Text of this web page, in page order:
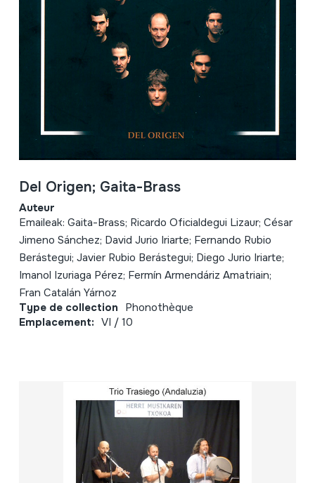
Del Origen; Gaita-Brass
Auteur
Emaileak: Gaita-Brass; Ricardo Oficialdegui Lizaur; César
Jimeno Sánchez; David Jurio Iriarte; Fernando Rubio
Berástegui; Javier Rubio Berástegui; Diego Jurio Iriarte;
Imanol Izuriaga Pérez; Fermín Armendáriz Amatriain;
Fran Catalán Yárnoz
Type de collection Phonothèque
Emplacement: VI / 10